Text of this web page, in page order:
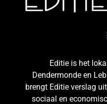
Editie is het
Dendermonde en
brengt Editie verslag
sociaal en